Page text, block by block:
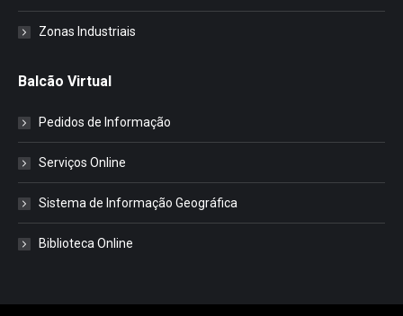
Zonas Industriais
Balcão Virtual
Pedidos de Informação
Serviços Online
Sistema de Informação Geográfica
Biblioteca Online